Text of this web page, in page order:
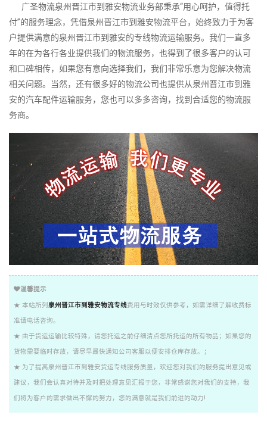
广圣物流泉州晋江市到雅安物流业务部秉承“用心呵护，值得托
付”的服务理念，凭借泉州晋江市到雅安物流平台，始终致力于为客
户提供满意的泉州晋江市到雅安的专线物流运输服务。我们一直多
年的在为各行各业提供我们的物流服务，也得到了很多客户的认可
和口碑相传，如果您有意向选择我们，我们非常乐意为您解决物流
相关问题。当然，还有很多好的物流公司也提供从泉州晋江市到雅
安的汽车配件运输服务，您也可以多多咨询，找到合适您的物流服
务商。
温馨提示
★ 本站所列 泉州晋江市到雅安物流专线费用与时效仅供参考，如需详细了解收费标
准请电话咨询。
★ 由于货运运输比较特殊，请您托运之前仔细清点您所托运的所有物品；如果您的
货物需要临时存放，请尽早最快通知公司客服以便安排仓库存放。；
★ 为了提高泉州晋江市到雅安货运专线服务质量，欢迎您对我们的服务提出意见或
建议，我们会认真对待并及时把处理意见汇报于您，非常感谢您对我们的支持，我
们将为客户的需求做出不懈的努力，您的满意就是我们前进的动力!